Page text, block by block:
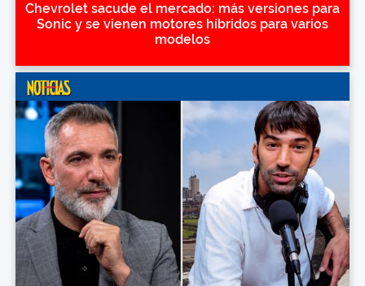
Chevrolet sacude el mercado: más versiones para
Sonic y se vienen motores híbridos para varios
modelos